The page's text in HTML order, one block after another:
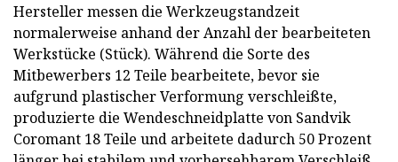
Hersteller messen die Werkzeugstandzeit
normalerweise anhand der Anzahl der bearbeiteten
Werkstücke (Stück). Während die Sorte des
Mitbewerbers 12 Teile bearbeitete, bevor sie
aufgrund plastischer Verformung verschleißte,
produzierte die Wendeschneidplatte von Sandvik
Coromant 18 Teile und arbeitete dadurch 50 Prozent